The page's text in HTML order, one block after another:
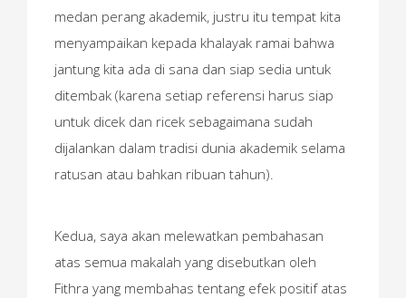
medan perang akademik, justru itu tempat kita
menyampaikan kepada khalayak ramai bahwa
jantung kita ada di sana dan siap sedia untuk
ditembak (karena setiap referensi harus siap
untuk dicek dan ricek sebagaimana sudah
dijalankan dalam tradisi dunia akademik selama
ratusan atau bahkan ribuan tahun).
Kedua, saya akan melewatkan pembahasan
atas semua makalah yang disebutkan oleh
Fithra yang membahas tentang efek positif atas